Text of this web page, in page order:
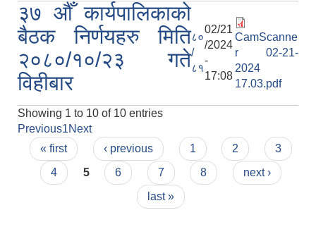
३७ औँ कार्यपालिकाको
बैठक निर्णयहरु मिति
२०८०/१०/२३ गते
विहीबार
८०
/
८१
02/21
/2024
-
17:08
CamScanne
r 02-21-
2024
17.03.pdf
Showing 1 to 10 of 10 entries
Previous1Next
Pages
« first ‹ previous 1 2
3
4
5 6 7 8
next ›
last »